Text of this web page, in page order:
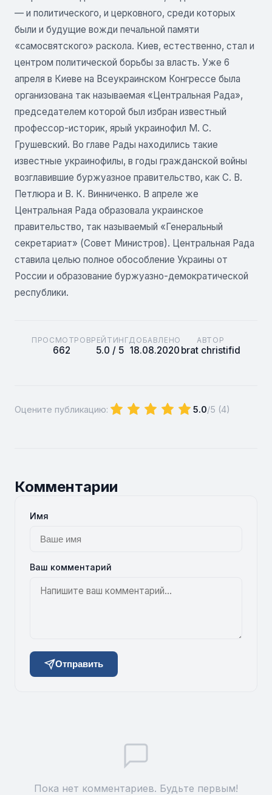
— и политического, и церковного, среди которых
были и будущие вожди печальной памяти
«самосвятского» раскола. Киев, естественно, стал и
центром политической борьбы за власть. Уже 6
апреля в Киеве на Всеукраинском Конгрессе была
организована так называемая «Центральная Рада»,
председателем которой был избран известный
профессор-историк, ярый украинофил М. С.
Грушевский. Во главе Рады находились такие
известные украинофилы, в годы гражданской войны
возглавившие буржуазное правительство, как С. В.
Петлюра и В. К. Винниченко. В апреле же
Центральная Рада образовала украинское
правительство, так называемый «Генеральный
секретариат» (Совет Министров). Центральная Рада
ставила целью полное обособление Украины от
России и образование буржуазно-демократической
республики.
ПРОСМОТРОВ
662
РЕЙТИНГ
5.0 / 5
ДОБАВЛЕНО
18.08.2020
АВТОР
brat christifid
Оцените публикацию: 5.0/5 (4)
Комментарии
Имя
Ваш комментарий
Отправить
Пока нет комментариев. Будьте первым!